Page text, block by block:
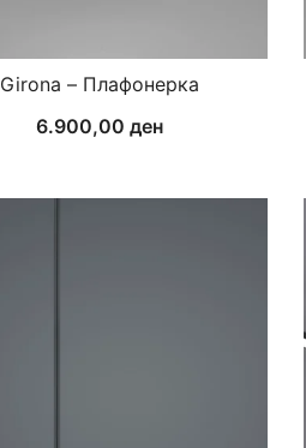
Girona – Плафонерка
6.900,00ден